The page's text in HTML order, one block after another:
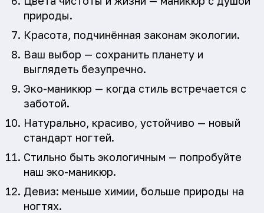
природы.
Красота, подчинённая законам экологии.
Ваш выбор — сохранить планету и
выглядеть безупречно.
Эко-маникюр — когда стиль встречается с
заботой.
Натурально, красиво, устойчиво — новый
стандарт ногтей.
Стильно быть экологичным — попробуйте
наш эко-маникюр.
Девиз: меньше химии, больше природы на
ногтях.